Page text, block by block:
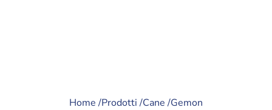
Home /Prodotti /Cane /Gemon